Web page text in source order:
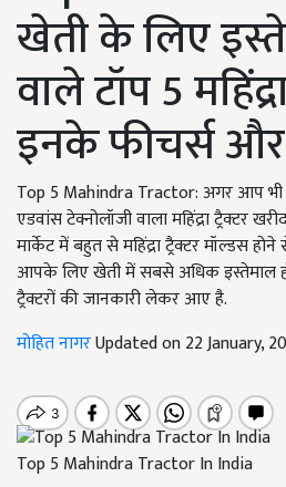
खेती के लिए
वाले टॉप 5
इनके फीचर्स
Top 5 Mahindra Tractor: अगर आप भी
एडवांस टेक्नोलॉजी वाला महिंद्रा ट्रैक्टर
मार्केट में बहुत से महिंद्रा ट्रैक्टर मॉल्डस
आपके लिए खेती में सबसे अधिक इस्तेमाल
ट्रैक्टरों की जानकारी लेकर आए है.
मोहित नागरUpdated on 22 January,
Top 5 Mahindra Tractor In India